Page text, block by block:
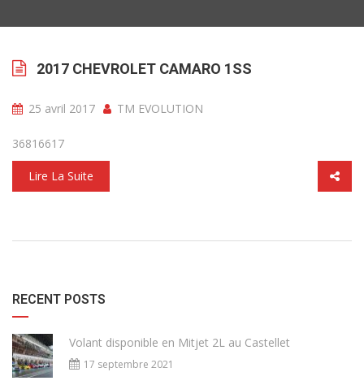
2017 CHEVROLET CAMARO 1SS
25 avril 2017 TM EVOLUTION
36816617
Lire La Suite
RECENT POSTS
Volant disponible en Mitjet 2L au Castellet
17 septembre 2021